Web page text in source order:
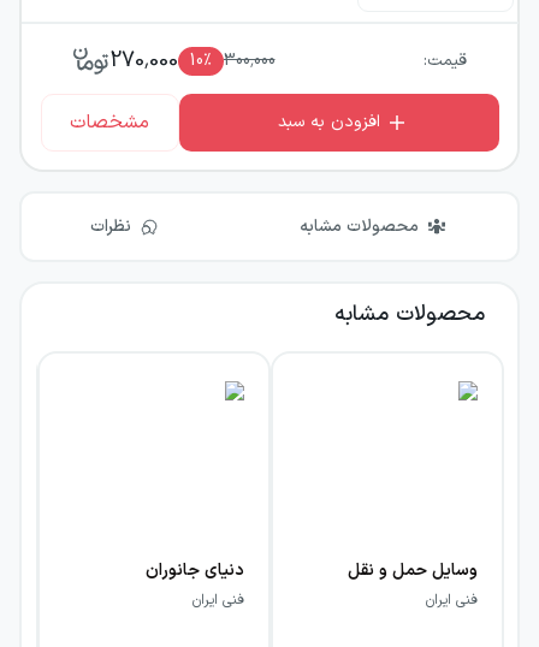
قیمت: 300,000
10٪ 270,000
افزودن به سبد مشخصات
محصولات مشابه نظرات
محصولات مشابه
وسایل حمل و نقل
فنی ایران
دنیای جانوران
فنی ایران